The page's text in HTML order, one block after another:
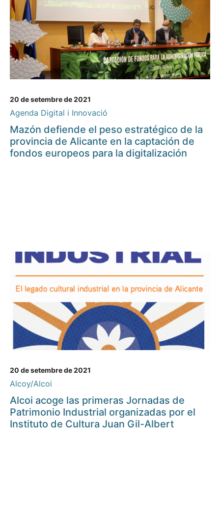
20 de setembre de 2021
Agenda Digital i Innovació
Mazón defiende el peso estratégico de la
provincia de Alicante en la captación de
fondos europeos para la digitalización
20 de setembre de 2021
Alcoy/Alcoi
Alcoi acoge las primeras Jornadas de
Patrimonio Industrial organizadas por el
Instituto de Cultura Juan Gil-Albert